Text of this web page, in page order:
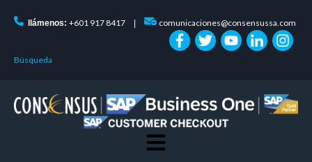
llámenos: +601 917 8417 comunicaciones@consensussa.com
Búsqueda
Open main navigation